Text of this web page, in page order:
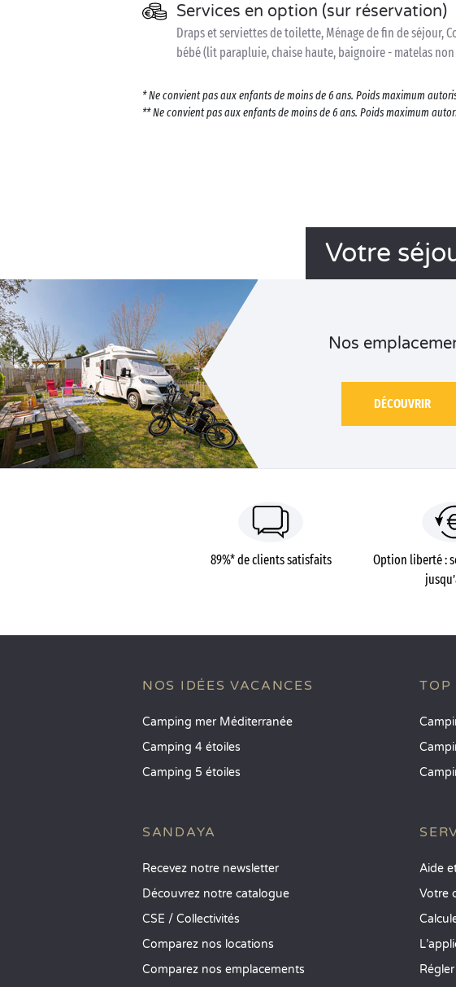
Services en option (sur réservation)
Draps et serviettes de toilette, Ménage de fin de séjour,
bébé (lit parapluie, chaise haute, baignoire - matelas
* Ne convient pas aux enfants de moins de 6 ans. Poids maximum
** Ne convient pas aux enfants de moins de 6 ans. Poids maximum
Votre
Nos
DÉCOUVRIR
89%* de clients satisfaits
Option liberté :
NOS IDÉES VACANCES
Camping mer Méditerranée
Camping 4 étoiles
Camping 5 étoiles
SANDAYA
Recevez notre newsletter
Découvrez notre catalogue
CSE / Collectivités
Comparez nos locations
Comparez nos emplacements
TOP
Aide
Votre